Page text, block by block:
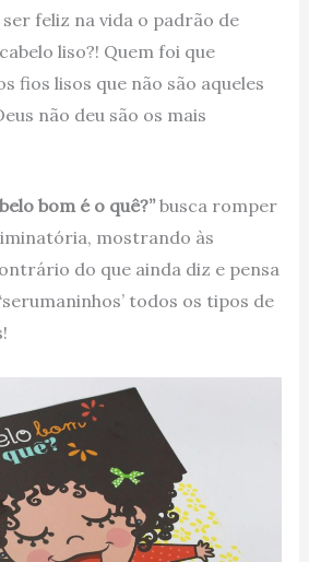
feliz na vida o padrão de
liso?! Quem foi que
fios lisos que não são aqueles
não deu são os mais
bom é o quê?”busca romper
mostrando às
do que ainda diz e pensa
todos os tipos de